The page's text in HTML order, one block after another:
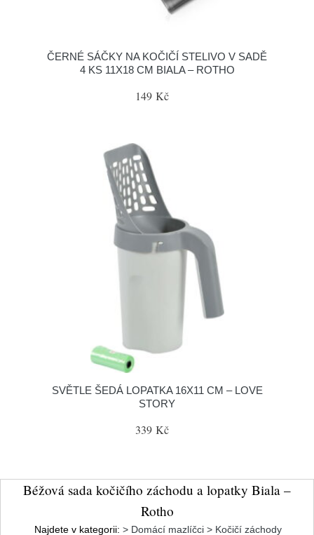
ČERNÉ SÁČKY NA KOČIČÍ STELIVO V SADĚ
4 KS 11X18 CM BIALA – ROTHO
149 Kč
SVĚTLE ŠEDÁ LOPATKA 16X11 CM – LOVE
STORY
339 Kč
Béžová sada kočičího záchodu a lopatky Biala –
Rotho
Najdete v kategorii: > Domácí mazlíčci > Kočičí záchody